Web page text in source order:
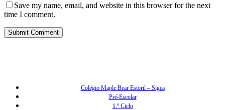
Save my name, email, and website in this browser for the next
time I comment.
Colégio Maple Bear Estoril – Sigea
Pré-Escolar
1.º Ciclo